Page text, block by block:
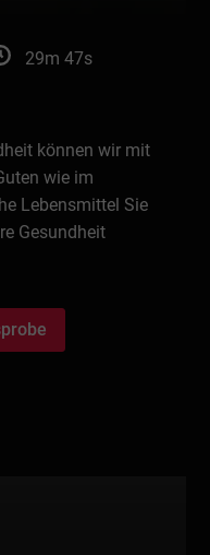
29m 47s
können wir mit
wie im
Lebensmittel Sie
Gesundheit